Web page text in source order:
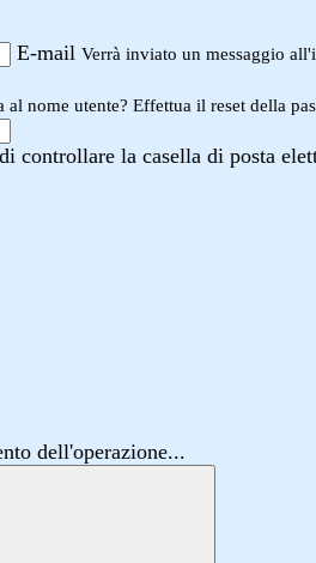
E-mail Verrà inviato un messaggio
al nome utente? Effettua il reset della
controllare la casella di posta
dell'operazione...